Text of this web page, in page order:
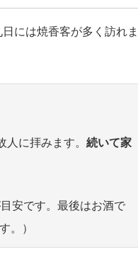
には焼香客が多く訪れま
に拝みます。 続いて家
安です。最後はお酒で
。）